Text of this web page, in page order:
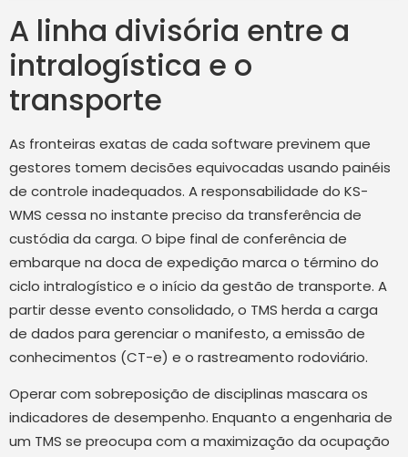
A linha divisória entre a
intralogística e o
transporte
As fronteiras exatas de cada software previnem que
gestores tomem decisões equivocadas usando painéis
de controle inadequados. A responsabilidade do KS-
WMS cessa no instante preciso da transferência de
custódia da carga. O bipe final de conferência de
embarque na doca de expedição marca o término do
ciclo intralogístico e o início da gestão de transporte. A
partir desse evento consolidado, o TMS herda a carga
de dados para gerenciar o manifesto, a emissão de
conhecimentos (CT-e) e o rastreamento rodoviário.
Operar com sobreposição de disciplinas mascara os
indicadores de desempenho. Enquanto a engenharia de
um TMS se preocupa com a maximização da ocupação